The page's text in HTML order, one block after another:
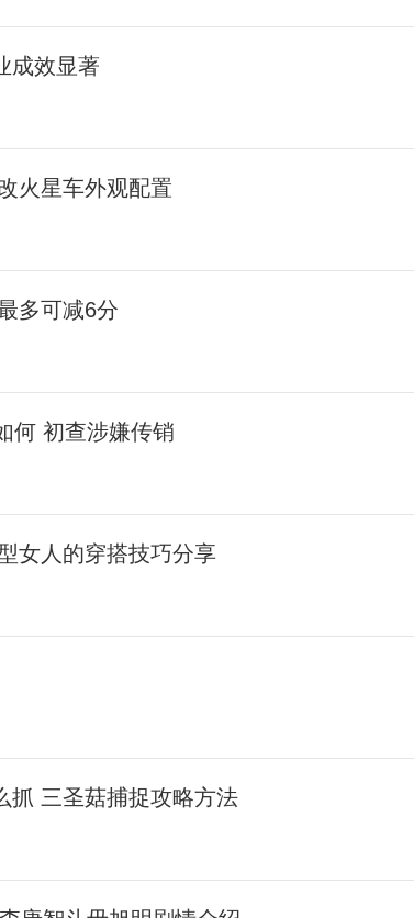
成效显著
火星车外观配置
多可减6分
何 初查涉嫌传销
女人的穿搭技巧分享
抓 三圣菇捕捉攻略方法